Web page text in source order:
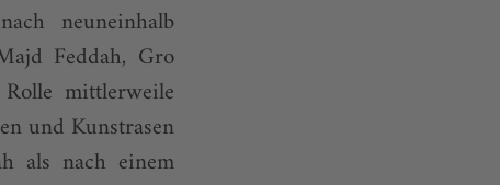
neuneinhalb
Feddah, Gro
mittlerweile
und Kunstrasen
als nach einem